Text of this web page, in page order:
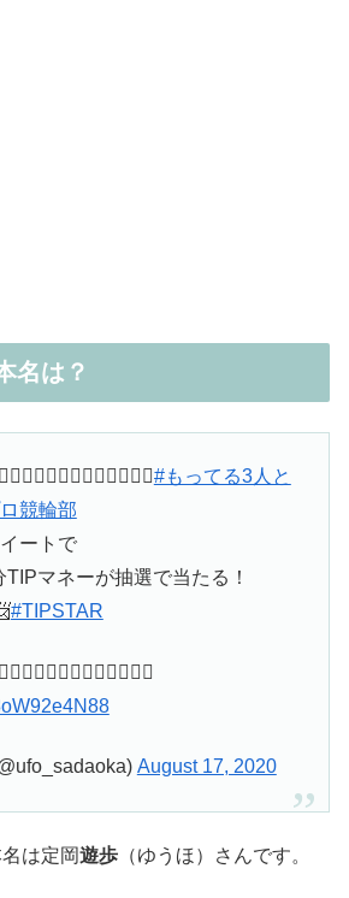
名は？
#もってる3人と
競輪部
ートで
マネーが抽選で当たる！
#TIPSTAR
August 17, 2020
は定岡遊歩 （ゆうほ）さんです。